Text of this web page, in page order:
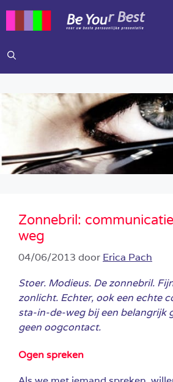
inhoud
Zonnebril:
weg
04/06/2013 door Erica Pach
Stoer. Modieus. De zonnebril.
zonlicht. Echter, ook een echte
sta-in-de-weg bij een belangrijk
geen oogcontact.
Ogen spreken